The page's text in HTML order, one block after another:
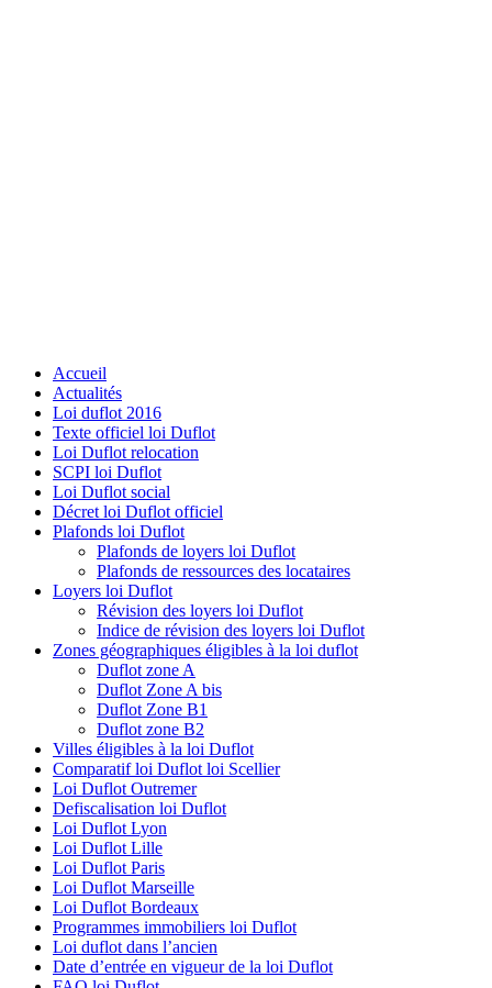
Accueil
Actualités
Loi duflot 2016
Texte officiel loi Duflot
Loi Duflot relocation
SCPI loi Duflot
Loi Duflot social
Décret loi Duflot officiel
Plafonds loi Duflot
Plafonds de loyers loi Duflot
Plafonds de ressources des locataires
Loyers loi Duflot
Révision des loyers loi Duflot
Indice de révision des loyers loi Duflot
Zones géographiques éligibles à la loi duflot
Duflot zone A
Duflot Zone A bis
Duflot Zone B1
Duflot zone B2
Villes éligibles à la loi Duflot
Comparatif loi Duflot loi Scellier
Loi Duflot Outremer
Defiscalisation loi Duflot
Loi Duflot Lyon
Loi Duflot Lille
Loi Duflot Paris
Loi Duflot Marseille
Loi Duflot Bordeaux
Programmes immobiliers loi Duflot
Loi duflot dans l’ancien
Date d’entrée en vigueur de la loi Duflot